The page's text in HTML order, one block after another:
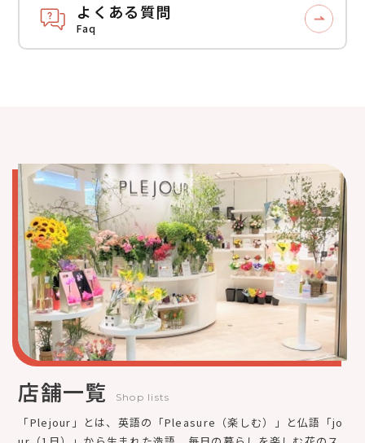
よくある質問
Faq
店舗一覧 Shop lists
「Plejour」とは、英語の「Pleasure（楽しむ）」と仏語「jo